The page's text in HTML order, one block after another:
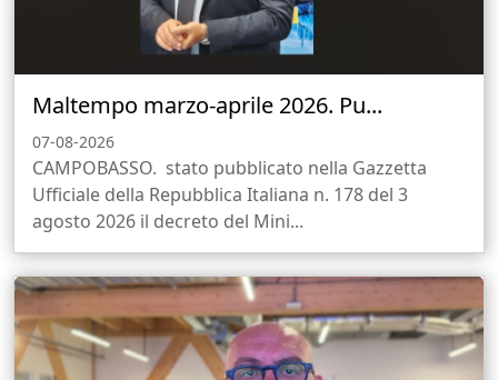
Maltempo marzo-aprile 2026. Pu...
07-08-2026
CAMPOBASSO. stato pubblicato nella Gazzetta
Ufficiale della Repubblica Italiana n. 178 del 3
agosto 2026 il decreto del Mini...